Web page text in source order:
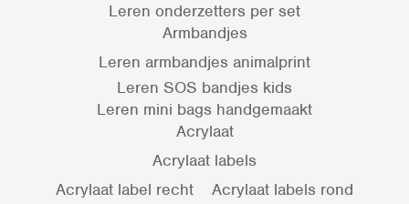
Leren onderzetters per set
Armbandjes
Leren armbandjes animalprint
Leren SOS bandjes kids
Leren mini bags handgemaakt
Acrylaat
Acrylaat labels
Acrylaat label recht
Acrylaat labels rond